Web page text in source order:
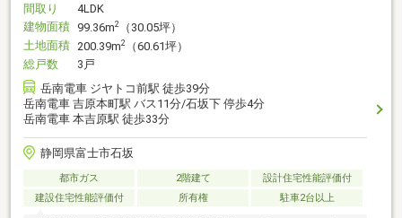
間取り
4LDK
建物面積 99.36m2
（30.05坪）
土地面積 200.39m2
（60.61坪）
総戸数
3戸
岳南電車 ジヤトコ前駅 徒歩39分
岳南電車 吉原本町駅 バス11分/石坂下 停歩4分
岳南電車 本吉原駅 徒歩33分
静岡県富士市石坂
都市ガス 2階建て
設計住宅性能評価付
建設住宅性能評価付
所有権 駐車2台以上